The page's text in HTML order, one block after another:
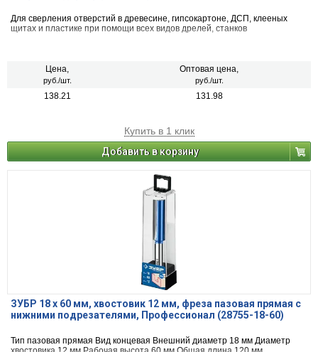
Для сверления отверстий в древесине, гипсокартоне, ДСП, клееных
щитах и пластике при помощи всех видов дрелей, станков
Цена,
руб./шт.
Оптовая цена,
руб./шт.
138.21 131.98
Купить в 1 клик
Добавить в корзину
ЗУБР 18 x 60 мм, хвостовик 12 мм, фреза пазовая прямая с
нижними подрезателями, Профессионал (28755-18-60)
Тип пазовая прямая Вид концевая Внешний диаметр 18 мм Диаметр